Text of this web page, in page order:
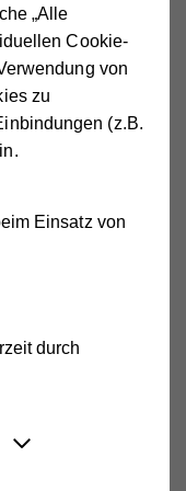
Spende
auch durch
International im
spenden?
„Alle
Cookie-
von
zu
(z.B.
Einsatz von
durch